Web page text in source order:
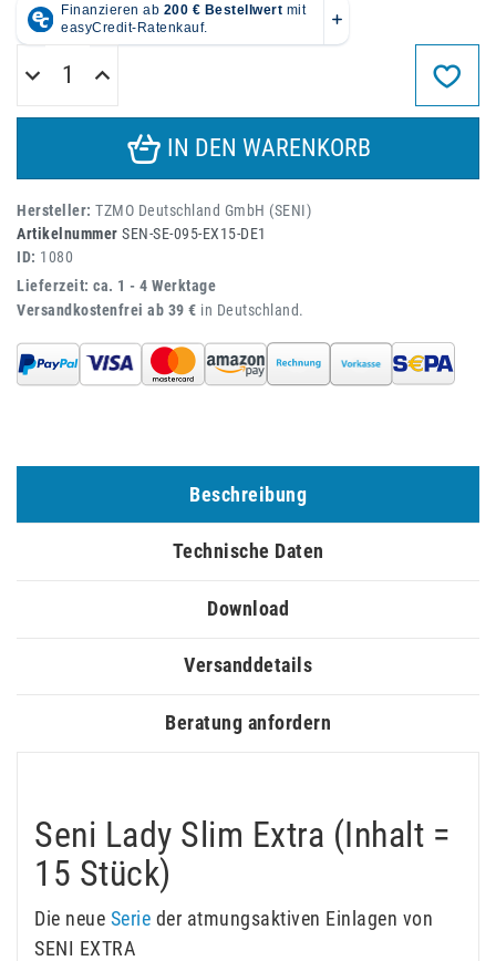
IN DEN WARENKORB
Hersteller: TZMO Deutschland GmbH (SENI)
Artikelnummer SEN-SE-095-EX15-DE1
ID: 1080
Lieferzeit: ca. 1 - 4 Werktage
Versandkostenfrei ab 39 € in Deutschland.
Beschreibung
Technische Daten
Download
Versanddetails
Beratung anfordern
Seni Lady Slim Extra (Inhalt =
15 Stück)
Die neue Serie der atmungsaktiven Einlagen von
SENI EXTRA